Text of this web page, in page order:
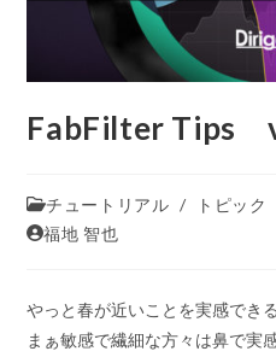
FabFilter Tips
チュートリアル / トピック
福地 智也
やっと春が近いことを実感でき
まぁ敏感で繊細な方々は鼻で実